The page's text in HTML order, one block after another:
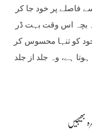
فاصلے پر خود جا کر
بچہ اس وقت بہت ڈر
کو تنہا محسوس کر
ہے، وہ جلد از جلد
بھیجیں